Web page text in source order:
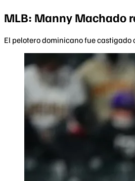
MLB: Manny Machado
El pelotero dominicano fue